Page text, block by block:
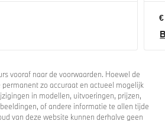
vooraf naar de voorwaarden. Hoewel de
zo accuraat en actueel mogelijk
in modellen, uitvoeringen, prijzen,
of andere informatie te allen tijde
van deze website kunnen derhalve geen